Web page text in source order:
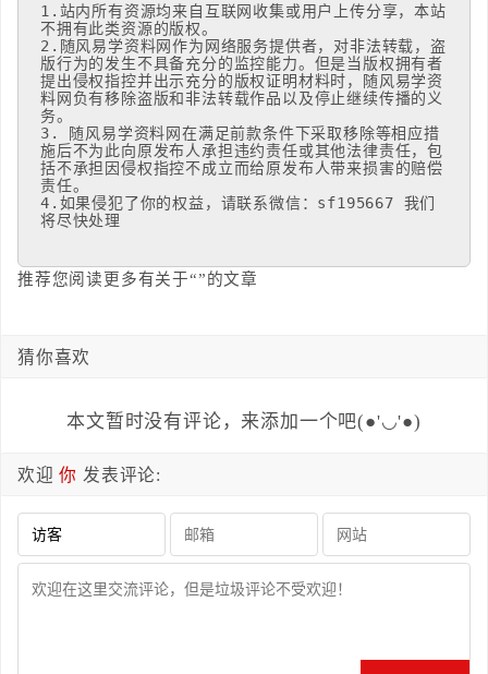
1.站内所有资源均来自互联网收集或用户上传分享，本站
不拥有此类资源的版权。
2.随风易学资料网作为网络服务提供者，对非法转载，盗
版行为的发生不具备充分的监控能力。但是当版权拥有者
提出侵权指控并出示充分的版权证明材料时，随风易学资
料网负有移除盗版和非法转载作品以及停止继续传播的义
务。
3. 随风易学资料网在满足前款条件下采取移除等相应措
施后不为此向原发布人承担违约责任或其他法律责任，包
括不承担因侵权指控不成立而给原发布人带来损害的赔偿
责任。
4.如果侵犯了你的权益，请联系微信：sf195667 我们
将尽快处理
推荐您阅读更多有关于“”的文章
猜你喜欢
本文暂时没有评论，来添加一个吧(●'◡'●)
欢迎你 发表评论: